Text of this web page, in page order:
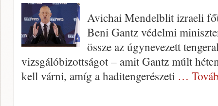
Avichai Mendelblit izraeli
Beni Gantz védelmi
össze az úgynevezett
vizsgálóbizottságot – amit Gantz múlt
kell várni, amíg a haditengerészeti …